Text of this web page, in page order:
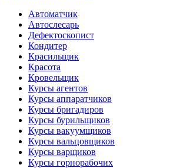
Автоматчик
Автослесарь
Дефектоскопист
Кондитер
Красильщик
Красота
Кровельщик
Курсы агентов
Курсы аппаратчиков
Курсы бригадиров
Курсы бурильщиков
Курсы вакуумщиков
Курсы вальцовщиков
Курсы варщиков
Курсы горнорабочих